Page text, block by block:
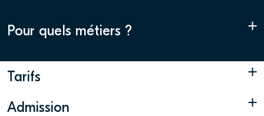
Pour quels métiers ? +
Tarifs +
Admission +